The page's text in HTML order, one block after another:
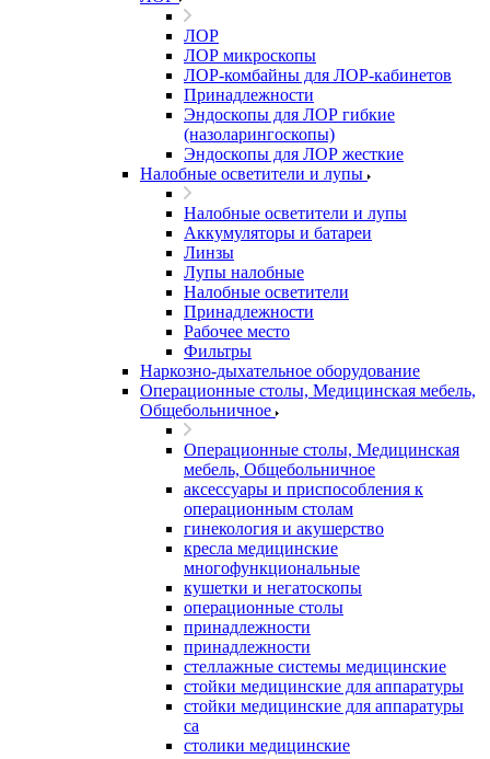
ЛОР
ЛОР микроскопы
ЛОР-комбайны для ЛОР-кабинетов
Принадлежности
Эндоскопы для ЛОР гибкие
(назоларингоскопы)
Эндоскопы для ЛОР жесткие
Налобные осветители и лупы
Налобные осветители и лупы
Аккумуляторы и батареи
Линзы
Лупы налобные
Налобные осветители
Принадлежности
Рабочее место
Фильтры
Наркозно-дыхательное оборудование
Операционные столы, Медицинская мебель,
Общебольничное
Операционные столы, Медицинская
мебель, Общебольничное
аксессуары и приспособления к
операционным столам
гинекология и акушерство
кресла медицинские
многофункциональные
кушетки и негатоскопы
операционные столы
принадлежности
принадлежности
стеллажные системы медицинские
стойки медицинские для аппаратуры
стойки медицинские для аппаратуры
са
столики медицинские